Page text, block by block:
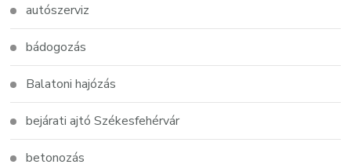
autószerviz
bádogozás
Balatoni hajózás
bejárati ajtó Székesfehérvár
betonozás